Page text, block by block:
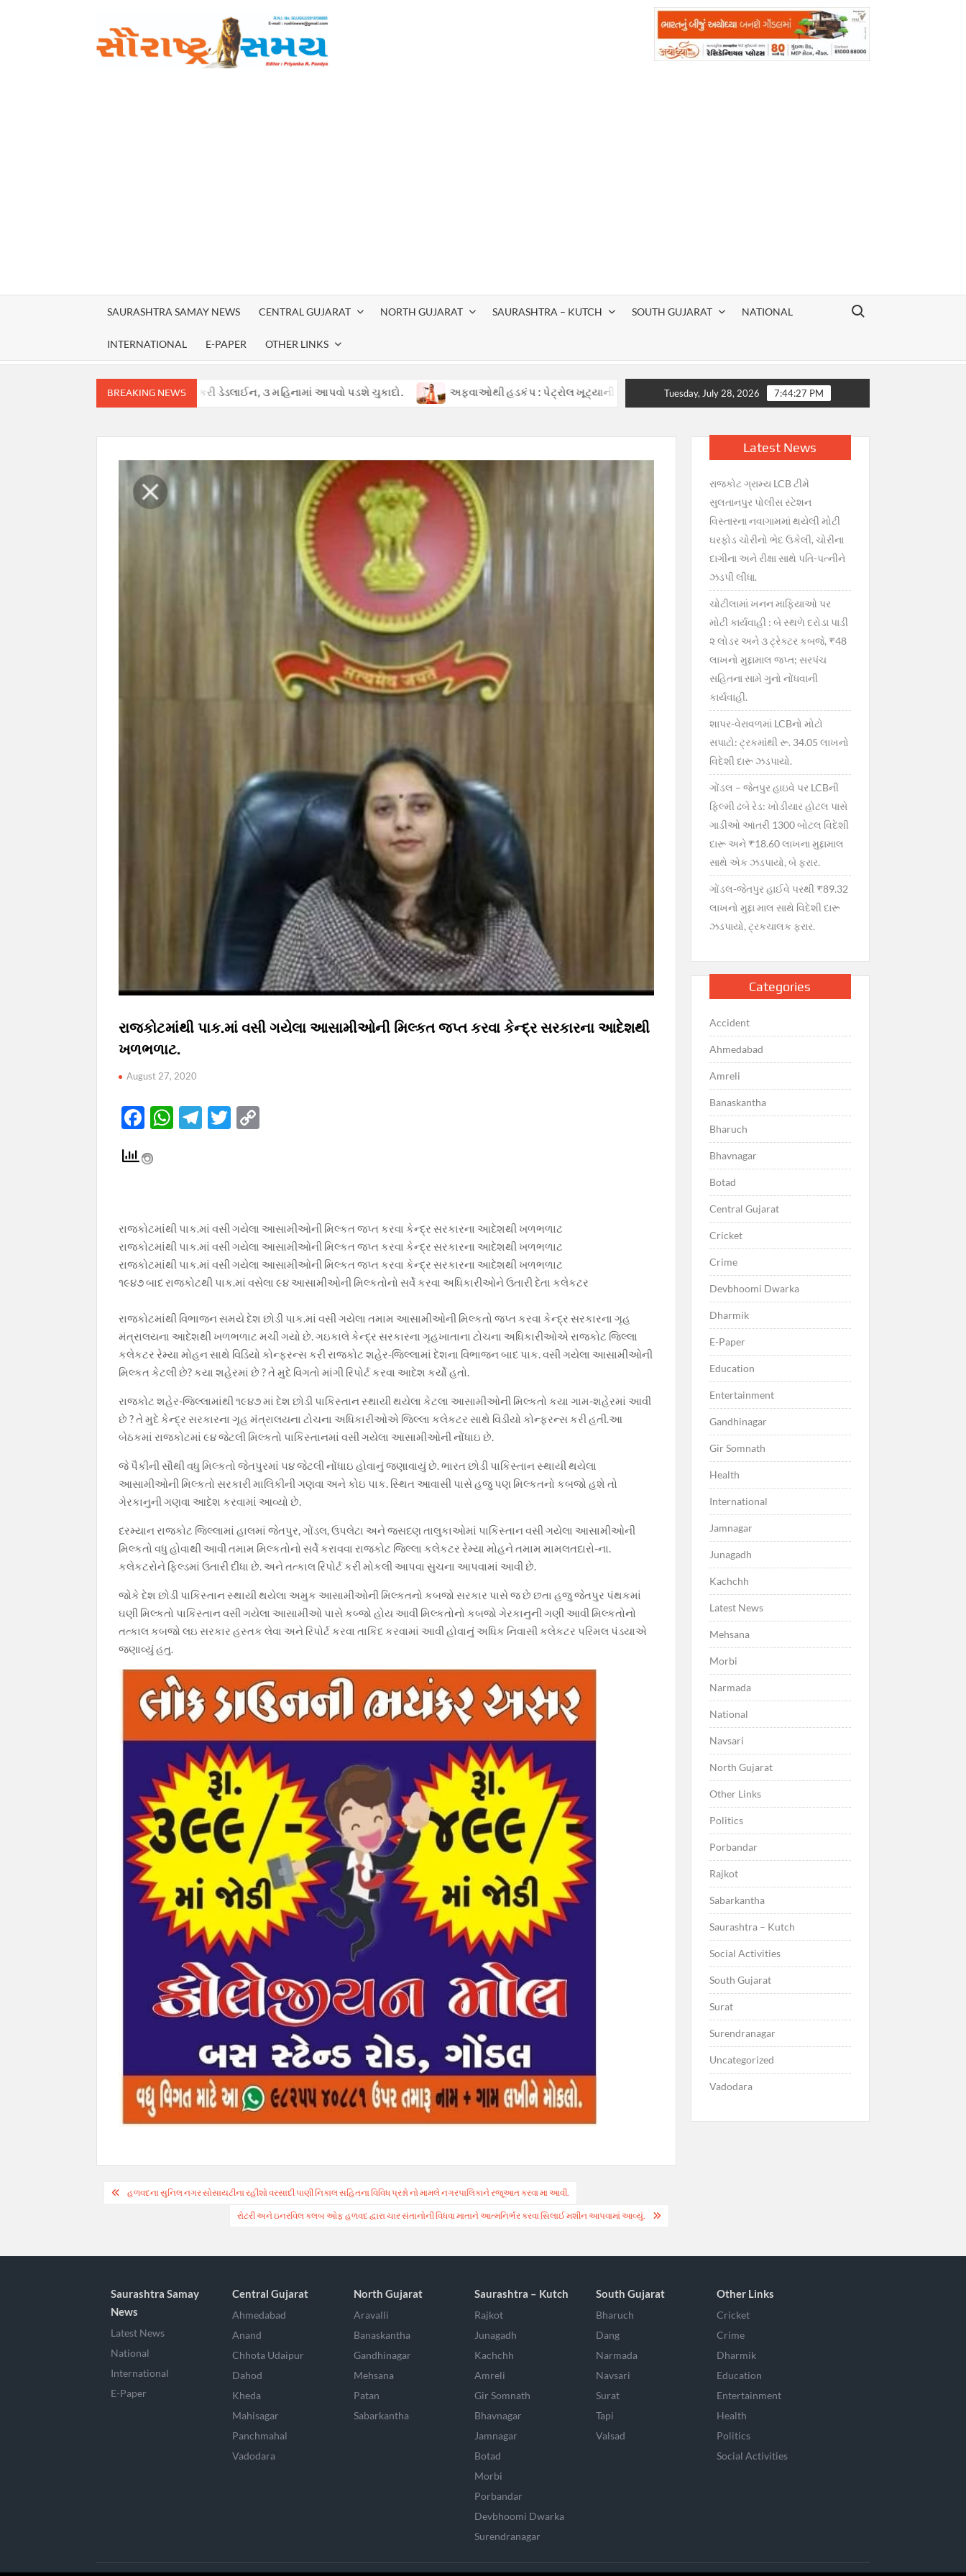
SAURASHTRA SAMAY NEWS CENTRAL GUJARAT NORTH GUJARAT SAURASHTRA – KUTCH SOUTH GUJARAT NATIONAL
INTERNATIONAL E-PAPER OTHER LINKS
Search for:
BREAKING NEWS
કોર્ટે હાઈકોર્ટ માટે નક્કી કરી ડેડલાઈન, ૩ મહિનામાં આપવો પડશે ચુકાદો. અફવાઓથી હડકંપ : પેટ્રોલ ખૂટ્યાની ખોટી વાતોથી ગુજરાતમાં ગભરાટ, સરકારની તાત્કાલિક સ્પષ્ટતા : જથ્થો પૂરતો છે, અફવાઓથી દૂર
Tuesday, July 28, 2026 7:44:29 PM
રાજકોટમાંથી પાક.માં વસી ગયેલા આસામીઓની મિલ્કત જપ્ત કરવા કેન્દ્ર સરકારના આદેશથી
ખળભળાટ.
August 27, 2020
F
e
o
k
W
p
p
T
m
T
n
k
રાજકોટમાંથી પાક.માં વસી ગયેલા આસામીઓની મિલ્કત જપ્ત કરવા કેન્દ્ર સરકારના આદેશથી ખળભળાટ
રાજકોટમાંથી પાક.માં વસી ગયેલા આસામીઓની મિલ્કત જપ્ત કરવા કેન્દ્ર સરકારના આદેશથી ખળભળાટ
રાજકોટમાંથી પાક.માં વસી ગયેલા આસામીઓની મિલ્કત જપ્ત કરવા કેન્દ્ર સરકારના આદેશથી ખળભળાટ
૧૯૪૭ બાદ રાજકોટથી પાક.માં વસેલા ૯૪ આસામીઓની મિલ્કતોનો સર્વે કરવા અધિકારીઓને ઉતારી દેતા કલેકટર
રાજકોટમાંથી વિભાજન સમયે દેશ છોડી પાક.માં વસી ગયેલા તમામ આસામીઓની મિલ્કતો જપ્ત કરવા કેન્દ્ર સરકારના ગૃહ
મંત્રાલયના આદેશથી ખળભળાટ મચી ગયો છે. ગઇકાલે કેન્દ્ર સરકારના ગૃહખાતાના ટોચના અધિકારીઓએ રાજકોટ જિલ્લા
કલેકટર રેમ્યા મોહન સાથે વિડિયો કોન્ફરન્સ કરી રાજકોટ શહેર-જિલ્લામાં દેશના વિભાજન બાદ પાક. વસી ગયેલા આસામીઓની
મિલ્કત કેટલી છે? કયા શહેરમાં છે ? તે મુદે વિગતો માંગી રિપોર્ટ કરવા આદેશ કર્યો હતો.
રાજકોટ શહેર-જિલ્લામાંથી ૧૯૪૭ માં દેશ છોડી પાકિસ્તાન સ્થાયી થયેલા કેટલા આસામીઓની મિલ્કતો કયા ગામ-શહેરમાં આવી
છે ? તે મુદે કેન્દ્ર સરકારના ગૃહ મંત્રાલયના ટોચના અધિકારીઓએ જિલ્લા કલેકટર સાથે વિડીયો કોન્ફરન્સ કરી હતી.આ
બેઠકમાં રાજકોટમાં ૯૪ જેટલી મિલ્કતો પાકિસ્તાનમાં વસી ગયેલા આસામીઓની નોંધાઇ છે.
જે પૈકીની સૌથી વધુ મિલ્કતો જેતપુરમાં ૫૪ જેટલી નોંધાઇ હોવાનું જણાવાયું છે. ભારત છોડી પાકિસ્તાન સ્થાયી થયેલા
આસામીઓની મિલ્કતો સરકારી માલિકીની ગણવા અને કોઇ પાક. સ્થિત આવાસી પાસે હજુ પણ મિલ્કતનો કબજો હશે તો
ગેરકાનુની ગણવા આદેશ કરવામાં આવ્યો છે.
દરમ્યાન રાજકોટ જિલ્લામાં હાલમાં જેતપુર, ગોંડલ, ઉપલેટા અને જસદણ તાલુકાઓમાં પાકિસ્તાન વસી ગયેલા આસામીઓની
મિલ્કતો વધુ હોવાથી આવી તમામ મિલ્કતોનો સર્વે કરાવવા રાજકોટ જિલ્લા કલેકટર રેમ્યા મોહને તમામ મામલતદારો-ના.
કલેકટરોને ફિલ્ડમાં ઉતારી દીધા છે. અને તત્કાલ રિપોર્ટ કરી મોકલી આપવા સુચના આપવામાં આવી છે.
જોકે દેશ છોડી પાકિસ્તાન સ્થાયી થયેલા અમુક આસામીઓની મિલ્કતનો કબજો સરકાર પાસે જ છે છતા હજુ જેતપુર પંથકમાં
ઘણી મિલ્કતો પાકિસ્તાન વસી ગયેલા આસામીઓ પાસે કબ્જો હોય આવી મિલ્કતોનો કબજો ગેરકાનુની ગણી આવી મિલ્કતોનો
તત્કાલ કબજો લઇ સરકાર હસ્તક લેવા અને રિપોર્ટ કરવા તાકિદ કરવામાં આવી હોવાનું અધિક નિવાસી કલેકટર પરિમલ પંડયાએ
જણાવ્યું હતુ.
Postહળવદના સુનિલ નગર સોસાયટીના રહીશો વરસાદી પાણી નિકાલ સહિતના વિવિધ પ્રશ્નો નો મામલે નગરપાલિકાને રજૂઆત કરવા મા આવી.
રોટરી અને ઇનરવિલ ક્લબ ઓફ હળવદ દ્વારા ચાર સંતાનોની વિધવા માતાને આત્મનિર્ભર કરવા સિલાઈ મશીન આપવામાં આવ્યું.
Latest News
રાજકોટ ગ્રામ્ય LCB ટીમે
સુલતાનપુર પોલીસ સ્ટેશન
વિસ્તારના નવાગામમાં થયેલી મોટી
ઘરફોડ ચોરીનો ભેદ ઉકેલી, ચોરીના
દાગીના અને રીક્ષા સાથે પતિ-પત્નીને
ઝડપી લીધા.
ચોટીલામાં ખનન માફિયાઓ પર
મોટી કાર્યવાહી : બે સ્થળે દરોડા પાડી
૨ લોડર અને ૩ ટ્રેક્ટર કબજે, ₹48
લાખનો મુદ્દામાલ જપ્ત; સરપંચ
સહિતના સામે ગુનો નોંધવાની
કાર્યવાહી.
શાપર-વેરાવળમાં LCBનો મોટો
સપાટો: ટ્રકમાંથી રૂ. 34.05 લાખનો
વિદેશી દારૂ ઝડપાયો.
ગોંડલ – જેતપુર હાઇવે પર LCBની
ફિલ્મી ઢબે રેડ: ખોડીયાર હોટલ પાસે
ગાડીઓ આંતરી 1300 બોટલ વિદેશી
દારૂ અને ₹18.60 લાખના મુદ્દામાલ
સાથે એક ઝડપાયો, બે ફરાર.
ગોંડલ-જેતપુર હાઈવે પરથી ₹89.32
લાખનો મુદ્દા માલ સાથે વિદેશી દારૂ
ઝડપાયો, ટ્રકચાલક ફરાર.
Categories
Accident
Ahmedabad
Amreli
Banaskantha
Bharuch
Bhavnagar
Botad
Central Gujarat
Cricket
Crime
Devbhoomi Dwarka
Dharmik
E-Paper
Education
Entertainment
Gandhinagar
Gir Somnath
Health
International
Jamnagar
Junagadh
Kachchh
Latest News
Mehsana
Morbi
Narmada
National
Navsari
North Gujarat
Other Links
Politics
Porbandar
Rajkot
Sabarkantha
Saurashtra – Kutch
Social Activities
South Gujarat
Surat
Surendranagar
Uncategorized
Vadodara
Saurashtra Samay
News
Latest News
National
International
E-Paper
Central Gujarat
Ahmedabad
Anand
Chhota Udaipur
Dahod
Kheda
Mahisagar
Panchmahal
Vadodara
North Gujarat
Aravalli
Banaskantha
Gandhinagar
Mehsana
Patan
Sabarkantha
Saurashtra – Kutch
Rajkot
Junagadh
Kachchh
Amreli
Gir Somnath
Bhavnagar
Jamnagar
Botad
Morbi
Porbandar
Devbhoomi Dwarka
Surendranagar
South Gujarat
Bharuch
Dang
Narmada
Navsari
Surat
Tapi
Valsad
Other Links
Cricket
Crime
Dharmik
Education
Entertainment
Health
Politics
Social Activities